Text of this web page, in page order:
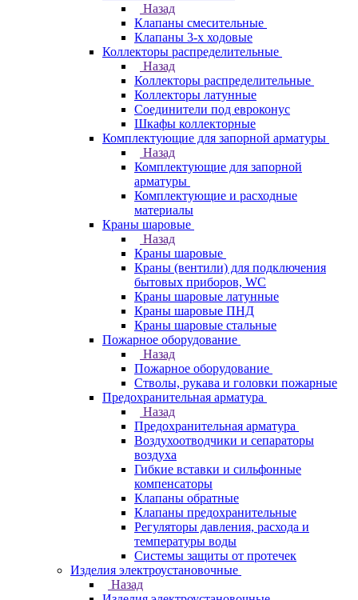
Назад
Клапаны смесительные
Клапаны 3-х ходовые
Коллекторы распределительные
Назад
Коллекторы распределительные
Коллекторы латунные
Соединители под евроконус
Шкафы коллекторные
Комплектующие для запорной арматуры
Назад
Комплектующие для запорной
арматуры
Комплектующие и расходные
материалы
Краны шаровые
Назад
Краны шаровые
Краны (вентили) для подключения
бытовых приборов, WC
Краны шаровые латунные
Краны шаровые ПНД
Краны шаровые стальные
Пожарное оборудование
Назад
Пожарное оборудование
Стволы, рукава и головки пожарные
Предохранительная арматура
Назад
Предохранительная арматура
Воздухоотводчики и сепараторы
воздуха
Гибкие вставки и сильфонные
компенсаторы
Клапаны обратные
Клапаны предохранительные
Регуляторы давления, расхода и
температуры воды
Системы защиты от протечек
Изделия электроустановочные
Назад